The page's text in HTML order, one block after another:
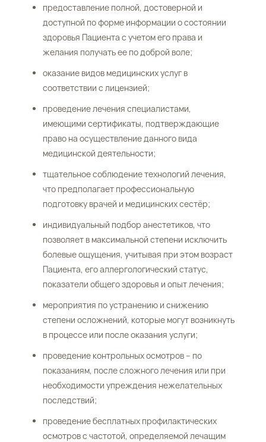
предоставление полной, достоверной и
доступной по форме информации о состоянии
здоровья Пациента с учетом его права и
желания получать ее по доброй воле;
оказание видов медицинских услуг в
соответствии с лицензией;
проведение лечения специалистами,
имеющими сертификаты, подтверждающие
право на осуществление данного вида
медицинской деятельности;
тщательное соблюдение технологий лечения,
что предполагает профессиональную
подготовку врачей и медицинских сестёр;
индивидуальный подбор анестетиков, что
позволяет в максимальной степени исключить
болевые ощущения, учитывая при этом возраст
Пациента, его аллергологический статус,
показатели общего здоровья и опыт лечения;
мероприятия по устранению и снижению
степени осложнений, которые могут возникнуть
в процессе или после оказания услуги;
проведение контрольных осмотров – по
показаниям, после сложного лечения или при
необходимости упреждения нежелательных
последствий;
проведение бесплатных профилактических
осмотров с частотой, определяемой лечащим